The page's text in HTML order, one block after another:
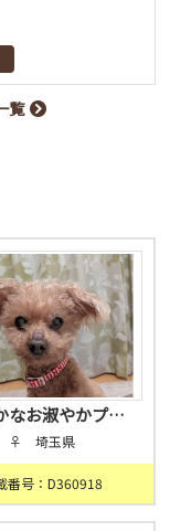
覧
なお淑やかプ…
♀ 埼玉県
番号：D360918